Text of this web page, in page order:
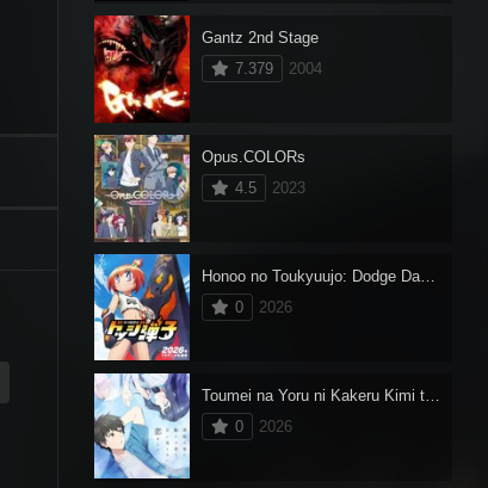
Gantz 2nd Stage
7.379
2004
Opus.COLORs
4.5
2023
Honoo no Toukyuujo: Dodge Danko
0
2026
Toumei na Yoru ni Kakeru Kimi to, Me ni Mienai Koi wo Shita.
0
2026